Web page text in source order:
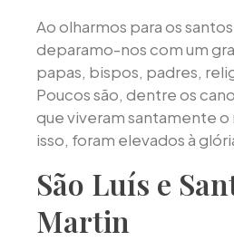
Ao olharmos para os
deparamo-nos com um
papas, bispos, padres,
Poucos são, dentre os
que viveram santamente
isso, foram elevados à
São Luís e
Martin